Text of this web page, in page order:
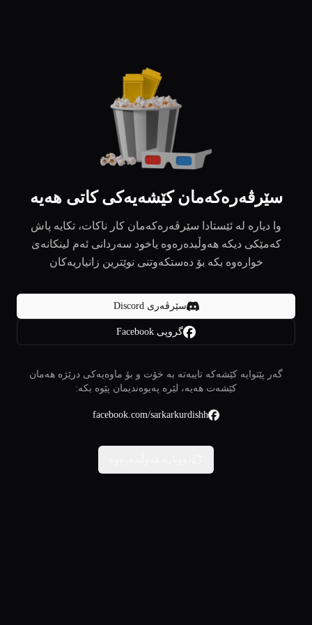
سێرڤەرەکەمان کێشەیەکی کاتی هەیە
وا دیارە لە ئێستادا سێرڤەرەکەمان کار ناکات، تکایە پاش
کەمێکی دیکە هەوڵبدەرەوە یاخود سەردانی ئەم لینکانەی
خوارەوە بکە بۆ دەستکەوتنی نوێترین زانیاریەکان
سێرڤەری Discord
گروپی Facebook
گەر پێتوایە کێشەکە تایبەتە بە خۆت و بۆ ماوەیەکی درێژە هەمان
کێشەت هەیە، لێرە پەیوەندیمان پێوە بکە:
facebook.com/sarkarkurdishh